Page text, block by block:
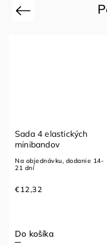
Previous
Sada 4 elastických
minibandov
Na objednávku, dodanie 14-
21 dní
€12,32
Do košíka